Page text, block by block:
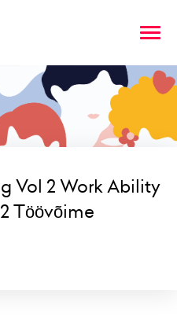
Vol 2 Work Ability
Töövõime